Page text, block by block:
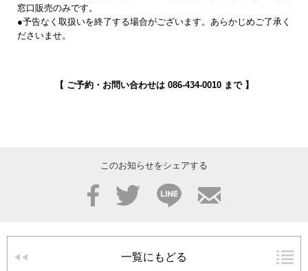
窓口販売のみです。
●予告なく取扱いを終了する場合がございます。あらかじめご了承く
ださいませ。
【 ご予約・お問い合わせは 086-434-0010 まで 】
このお知らせをシェアする
Facebook Twitter LINE
一覧にもどる